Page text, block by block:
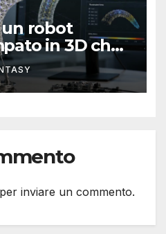
un robot
in 3D che
forma
per inviare un commento.